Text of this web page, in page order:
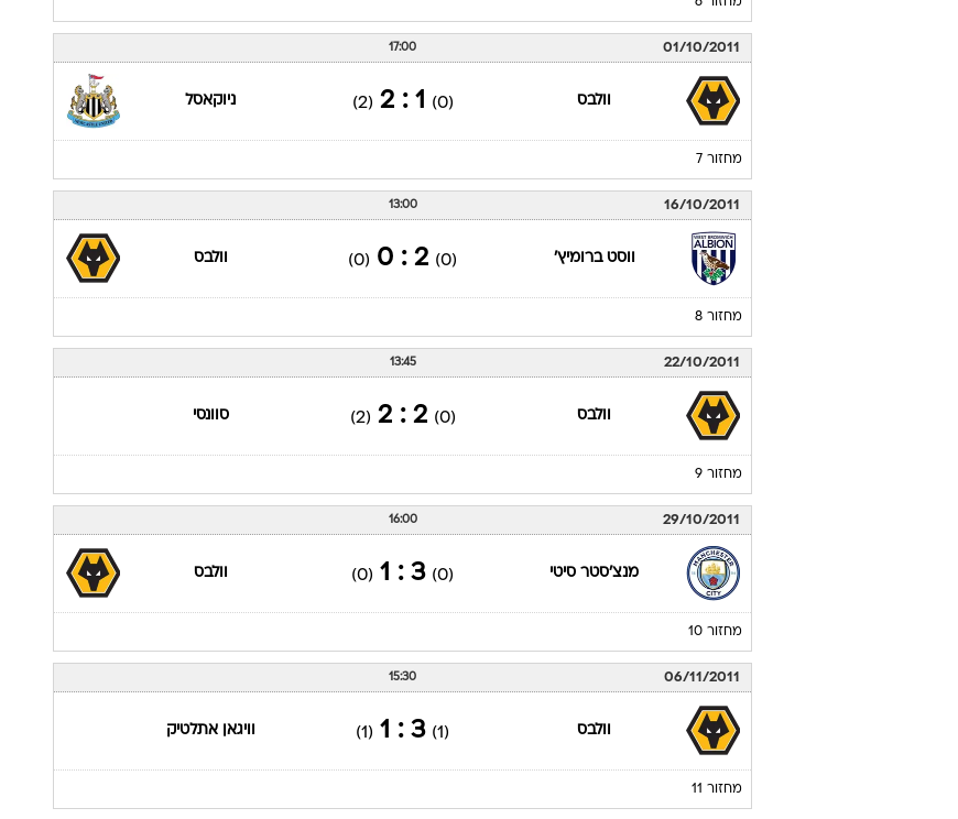
01/10/2011
17:00
וולבס (0)
1 : 2
(2) ניוקאסל
מחזור 7
16/10/2011
13:00
ווסט ברומיץ' (0)
2 : 0
(0) וולבס
מחזור 8
22/10/2011
13:45
וולבס (0)
2 : 2
(2) סוונסי
מחזור 9
29/10/2011
16:00
מנצ'סטר סיטי (0)
3 : 1
(0) וולבס
מחזור 10
06/11/2011
15:30
וולבס (1)
3 : 1
(1) וויגאן אתלטיק
מחזור 11